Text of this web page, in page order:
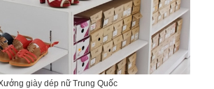
giày dép nữ Trung Quốc